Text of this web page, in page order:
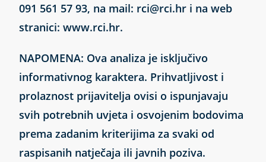
091 561 57 93, na mail: rci@rci.hr i na web
stranici: www.rci.hr.
NAPOMENA: Ova analiza je isključivo
informativnog karaktera. Prihvatljivost i
prolaznost prijavitelja ovisi o ispunjavaju
svih potrebnih uvjeta i osvojenim bodovima
prema zadanim kriterijima za svaki od
raspisanih natječaja ili javnih poziva.